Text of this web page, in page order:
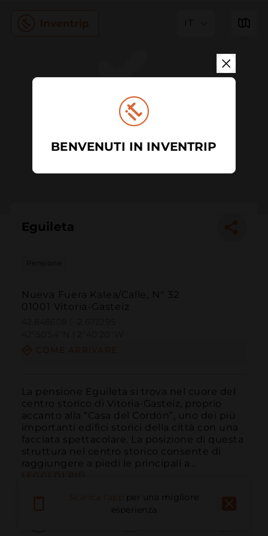
IT
Eguileta
Nueva Fuera Kalea/Calle, Nº 32
01001 Vitoria-Gasteiz
La pensione Eguileta si trova nel cuore del
centro storico di Vitoria-Gasteiz, proprio
accanto alla “Casa del Cordón”, uno dei più
importanti edifici storici della città con una
facciata spettacolare. La posizione di questa
struttura nel centro storico consente di
raggiungere a piedi le principali a...
per una migliore
esperienza
BENVENUTI IN INVENTRIP